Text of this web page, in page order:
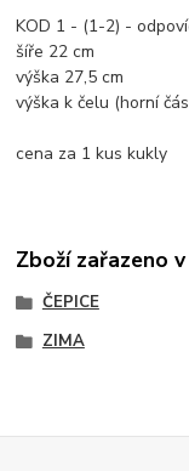
KOD 1 - (1-2) -
šíře 22 cm
výška 27,5 cm
výška k čelu (horní
cena za 1 kus kukly
Zboží zařazeno
ČEPICE
ZIMA